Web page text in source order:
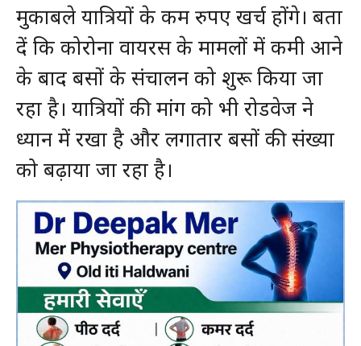
मुकाबले यात्रियों के कम रुपए खर्च होंगे। बता
दें कि कोरोना वायरस के मामलों में कमी आने
के बाद बसों के संचालन को शुरू किया जा
रहा है। यात्रियों की मांग को भी रोडवेज ने
ध्यान में रखा है और लगातार बसों की संख्या
को बढ़ाया जा रहा है।